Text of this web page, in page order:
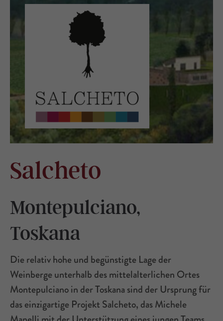
Salcheto
Montepulciano,
Toskana
Die relativ hohe und begünstigte Lage der
Weinberge unterhalb des mittelalterlichen Ortes
Montepulciano in der Toskana sind der Ursprung für
das einzigartige Projekt Salcheto, das Michele